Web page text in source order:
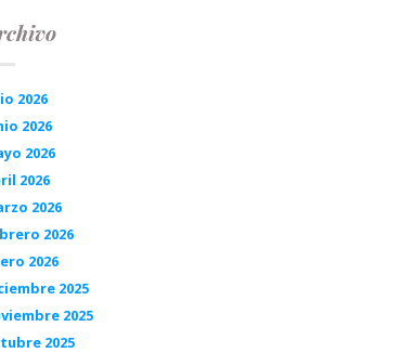
2026
2026
2026
2026
2026
2026
2026
2025
2025
2025